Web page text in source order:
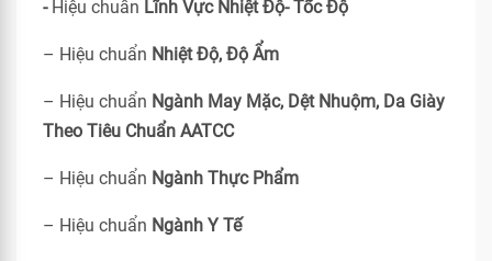
-Hiệu chuẩn Lĩnh Vực Nhiệt Độ- Tốc Độ
– Hiệu chuẩn Nhiệt Độ, Độ Ẩm
– Hiệu chuẩn Ngành May Mặc, Dệt Nhuộm, Da Giày
Theo Tiêu Chuẩn AATCC
– Hiệu chuẩn Ngành Thực Phẩm
– Hiệu chuẩn Ngành Y Tế